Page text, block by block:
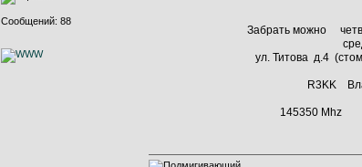
Сообщений: 88
Забрать можно
ул. Титова д.4
R3KK Владимир
145350 Mhz